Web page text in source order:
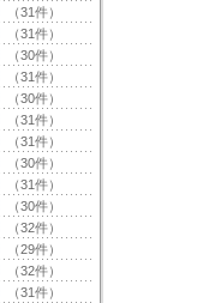
（31件）
（31件）
（30件）
（31件）
（30件）
（31件）
（31件）
（30件）
（31件）
（30件）
（32件）
（29件）
（32件）
（31件）